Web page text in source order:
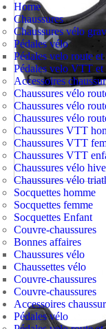
Home
Chaussures
Chaussures vélo
Pédales vélo
Pédales velo route et
Pédales velo VTT et
Accessoires
Chaussures vélo
Chaussures vélo
Chaussures vélo
Chaussures VTT
Chaussures VTT
Chaussures VTT
Chaussures vélo
Chaussures vélo
Socquettes homme
Socquettes femme
Socquettes Enfant
Couvre-chaussures
Bonnes affaires
Chaussures vélo
Chaussettes vélo
Couvre-chaussures
Couvre-chaussures
Accessoires
Pédales vélo